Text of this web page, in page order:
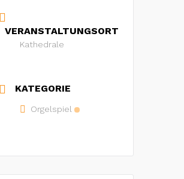
VERANSTALTUNGSORT
Kathedrale
KATEGORIE
Orgelspiel